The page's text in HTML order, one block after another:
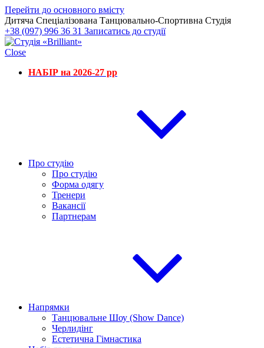
Перейти до основного вмісту
Дитяча Спеціалізована Танцювально-Спортивна Студія
+38 (097) 996 36 31 Записатись до студії
Close
НАБІР на 2026-27 рр
Про студію
Про студію
Форма одягу
Тренери
Вакансії
Партнерам
Напрямки
Танцювальне Шоу (Show Dance)
Черлидінг
Естетична Гімнастика